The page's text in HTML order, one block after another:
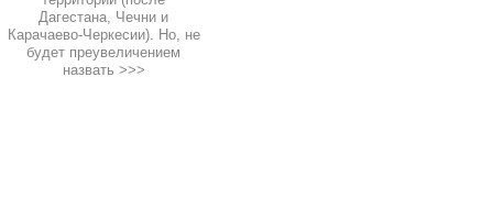
Дагестана, Чечни и
Карачаево-Черкесии). Но, не
будет преувеличением
назвать >>>